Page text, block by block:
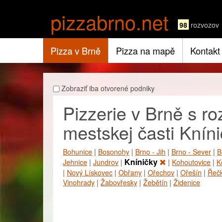
pizzabrno.net 98 rozvozov
Pizza v Brně Pizza na mapě Kontakt
Zobraziť iba otvorené podniky
Pizzerie v Brně s
mestskej časti
Bohunice | Bosonohy | Brno - Jih | Brno - Sever |
Jehnice | Jundrov | Kníničky | Kohoutovice |
| Nový Lískovec | Obřany | Ořechov | Ořešín |
Vinohrady | Žabovřesky | Žebětín | Židenice